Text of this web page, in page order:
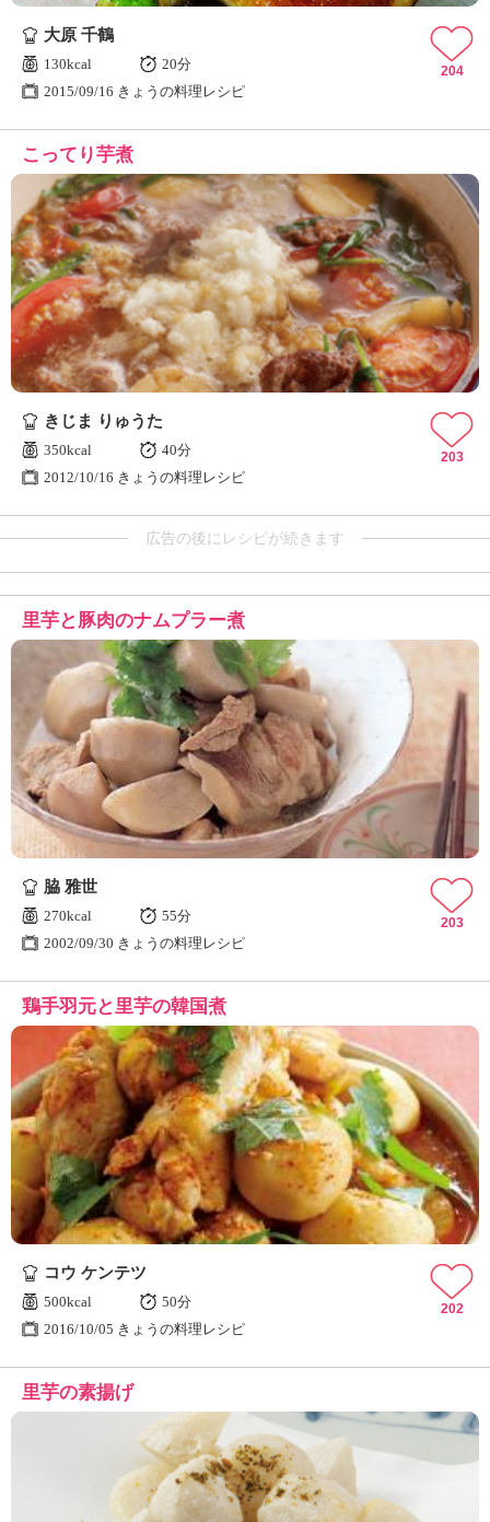
大原 千鶴
130kcal
20分
2015/09/16 きょうの料理レシピ
204
こってり芋煮
きじま りゅうた
350kcal
40分
2012/10/16 きょうの料理レシピ
203
広告の後にレシピが続きます
里芋と豚肉のナムプラー煮
脇 雅世
270kcal
55分
2002/09/30 きょうの料理レシピ
203
鶏手羽元と里芋の韓国煮
コウ ケンテツ
500kcal
50分
2016/10/05 きょうの料理レシピ
202
里芋の素揚げ